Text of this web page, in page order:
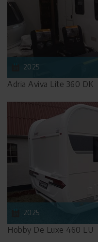
2025
Adria Aviva Lite 360 DK
2025
Hobby De Luxe 460 LU